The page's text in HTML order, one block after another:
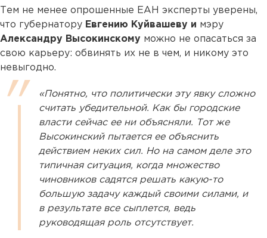
Тем не менее опрошенные ЕАН эксперты уверены,
что губернатору Евгению Куйвашеву и мэру
Александру Высокинскому можно не опасаться за
свою карьеру: обвинять их не в чем, и никому это
невыгодно.
«Понятно, что политически эту явку сложно
считать убедительной. Как бы городские
власти сейчас ее ни объясняли. Тот же
Высокинский пытается ее объяснить
действием неких сил. Но на самом деле это
типичная ситуация, когда множество
чиновников садятся решать какую-то
большую задачу каждый своими силами, и
в результате все сыплется, ведь
руководящая роль отсутствует.